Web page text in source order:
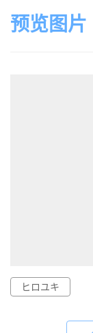
预览图片
ヒロユキ